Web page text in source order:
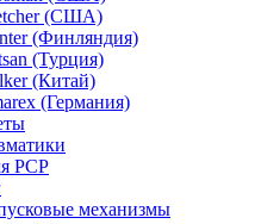
(США)
(Финляндия)
(Турция)
(Китай)
(Германия)
PCP
механизмы